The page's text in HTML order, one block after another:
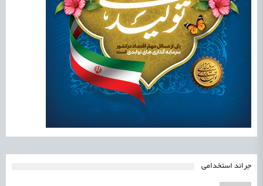
جرائد استخدامی